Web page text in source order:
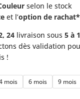
selon le stock
et l’option de rachat*
24 livraison sous5 à
dès validation
!
mois 6 mois
9 mois